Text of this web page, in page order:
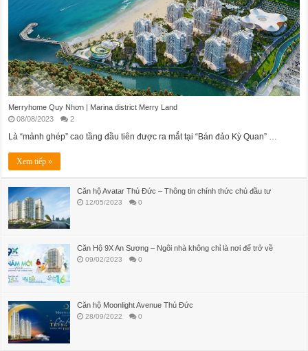
Merryhome Quy Nhơn | Marina district Merry Land
08/08/2023
2
Là “mảnh ghép” cao tầng đầu tiên được ra mắt tại “Bán đảo Kỳ Quan” …
Xem tiếp »
Căn hộ Avatar Thủ Đức – Thông tin chính thức chủ đầu tư
12/05/2023 0
Căn Hộ 9X An Sương – Ngôi nhà không chỉ là nơi để trở về
09/02/2023 0
Căn hộ Moonlight Avenue Thủ Đức
28/09/2022 0